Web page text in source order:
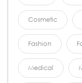
Cosmetic
Fashion
Medical